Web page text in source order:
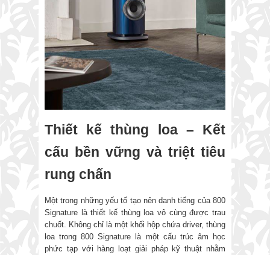
Thiết kế thùng loa – Kết
cấu bền vững và triệt tiêu
rung chấn
Một trong những yếu tố tạo nên danh tiếng của 800
Signature là thiết kế thùng loa vô cùng được trau
chuốt. Không chỉ là một khối hộp chứa driver, thùng
loa trong 800 Signature là một cấu trúc âm học
phức tạp với hàng loạt giải pháp kỹ thuật nhằm